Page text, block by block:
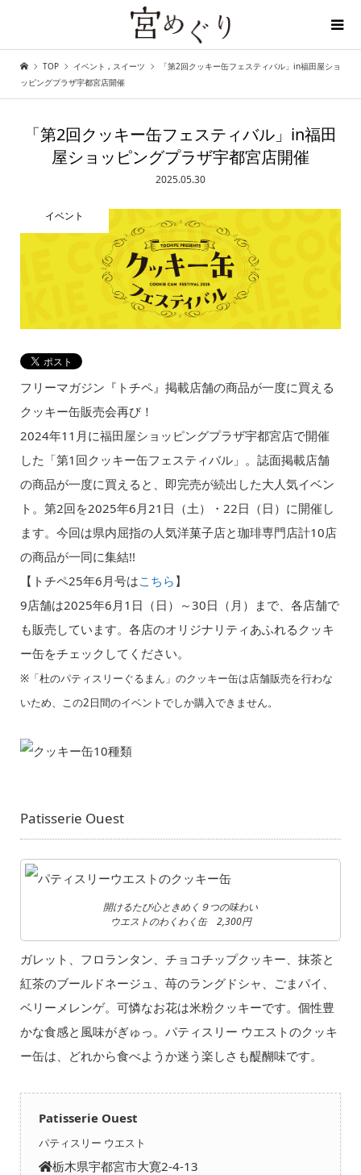
ディープな宇都宮を探しに行こう
TOP イベント , スイーツ
「第2回クッキー缶フェスティバル」in福田屋ショ
ッピングプラザ宇都宮店開催
「第2回クッキー缶フェスティバル」in福田
屋ショッピングプラザ宇都宮店開催
2025.05.30
イベント
フリーマガジン『トチペ』掲載店舗の商品が一度に買える
クッキー缶販売会再び！
2024年11月に福田屋ショッピングプラザ宇都宮店で開催
した「第1回クッキー缶フェスティバル」。誌面掲載店舗
の商品が一度に買えると、即完売が続出した大人気イベン
ト。第2回を2025年6月21日（土）・22日（日）に開催し
ます。今回は県内屈指の人気洋菓子店と珈琲専門店計10店
の商品が一同に集結!!
【トチペ25年6月号はこちら 】
9店舗は2025年6月1日（日）～30日（月）まで、各店舗で
も販売しています。各店のオリジナリティあふれるクッキ
ー缶をチェックしてください。
※「杜のパティスリーぐるまん」のクッキー缶は店舗販売を行わな
いため、この2日間のイベントでしか購入できません。
Patisserie Ouest
開けるたび心ときめく９つの味わい
ウエストのわくわく缶 2,300円
ガレット、フロランタン、チョコチップクッキー、抹茶と
紅茶のブールドネージュ、苺のラングドシャ、ごまパイ、
ベリーメレンゲ。可憐なお花は米粉クッキーです。個性豊
かな食感と風味がぎゅっ。パティスリー ウエストのクッキ
ー缶は、どれから食べようか迷う楽しさも醍醐味です。
Patisserie Ouest
パティスリー ウエスト
栃木県宇都宮市大寛2-4-13